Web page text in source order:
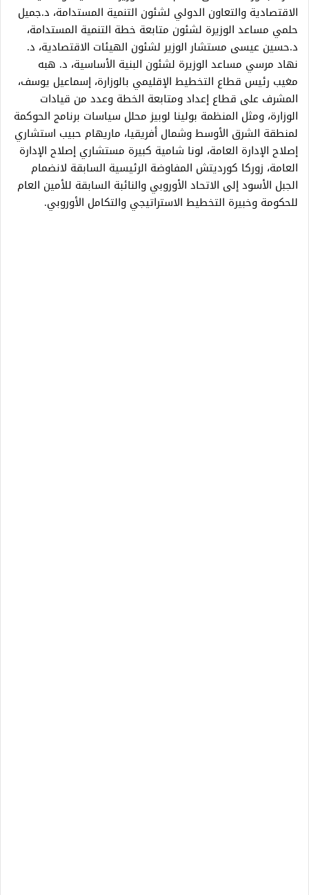
الاقتصادية والتعاون الدولي لشئون التنمية المستدامة، د.جميل
حلمي مساعد الوزيرة لشئون متابعة خطة التنمية المستدامة،
د.حسين عيسى مستشار الوزير لشئون الهيئات الاقتصادية، د.
نهاد مرسي مساعد الوزيرة لشئون البنية الأساسية، د. هبه
مغيب رئيس قطاع التخطيط الإقليمي بالوزارة، إسماعيل يوسف،
المشرف على قطاع إعداد ومتابعة الخطة وعدد من قيادات
الوزارة، ومثل المنظمة بولينا لوبيز محلل سياسات برنامج الحوكمة
لمنطقة الشرق الأوسط وشمال أفريقيا، ماريهام حبيب استشاري
إصلاح الإدارة العامة، لونا شامية كبيرة مستشاري إصلاح الإدارة
العامة، زوركا كورديتش المفاوضة الرئيسية السابقة لانضمام
الجبل الأسود إلى الاتحاد الأوروبي والنائبة السابقة للأمين العام
للحكومة وخبيرة التخطيط الاستراتيجي والتكامل الأوروبي.